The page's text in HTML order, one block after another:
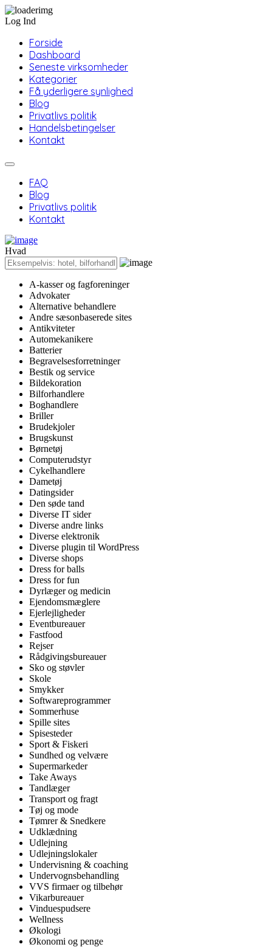
Log Ind
Forside
Dashboard
Seneste virksomheder
Kategorier
Få yderligere synlighed
Blog
Privatlivs politik
Handelsbetingelser
Kontakt
FAQ
Blog
Privatlivs politik
Kontakt
Hvad
A-kasser og fagforeninger
Advokater
Alternative behandlere
Andre sæsonbaserede sites
Antikviteter
Automekanikere
Batterier
Begravelsesforretninger
Bestik og service
Bildekoration
Bilforhandlere
Boghandlere
Briller
Brudekjoler
Brugskunst
Børnetøj
Computerudstyr
Cykelhandlere
Dametøj
Datingsider
Den søde tand
Diverse IT sider
Diverse andre links
Diverse elektronik
Diverse plugin til WordPress
Diverse shops
Dress for balls
Dress for fun
Dyrlæger og medicin
Ejendomsmæglere
Ejerlejligheder
Eventbureauer
Fastfood
Rejser
Rådgivingsbureauer
Sko og støvler
Skole
Smykker
Softwareprogrammer
Sommerhuse
Spille sites
Spisesteder
Sport & Fiskeri
Sundhed og velvære
Supermarkeder
Take Aways
Tandlæger
Transport og fragt
Tøj og mode
Tømrer & Snedkere
Udklædning
Udlejning
Udlejningslokaler
Undervisning & coaching
Undervognsbehandling
VVS firmaer og tilbehør
Vikarbureauer
Vinduespudsere
Wellness
Økologi
Økonomi og penge